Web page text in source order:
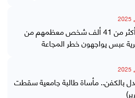
صندوق أممي: أكثر من 41 ألف شخص معظمهم من
عبس يواجهون خطر المجاعة
بالكفن.. مأساة طالبة جامعية سقطت